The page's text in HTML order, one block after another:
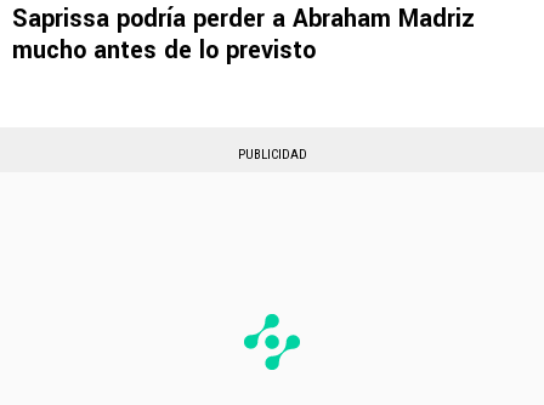
Saprissa podría perder a Abraham Madriz
mucho antes de lo previsto
PUBLICIDAD